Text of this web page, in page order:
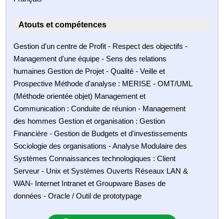
Atouts et compétences
Gestion d'un centre de Profit - Respect des objectifs -
Management d'une équipe - Sens des relations
humaines Gestion de Projet - Qualité - Veille et
Prospective Méthode d'analyse : MERISE - OMT/UML
(Méthode orientée objet) Management et
Communication : Conduite de réunion - Management
des hommes Gestion et organisation : Gestion
Financière - Gestion de Budgets et d'investissements
Sociologie des organisations - Analyse Modulaire des
Systèmes Connaissances technologiques : Client
Serveur - Unix et Systèmes Ouverts Réseaux LAN &
WAN- Internet Intranet et Groupware Bases de
données - Oracle / Outil de prototypage